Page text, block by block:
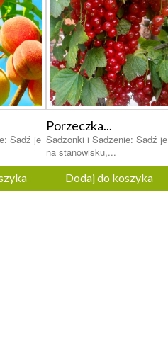
Sadź je
Porzeczka...
Sadzonki i Sadzenie: Sadź je
na stanowisku,...
Dodaj do koszyka